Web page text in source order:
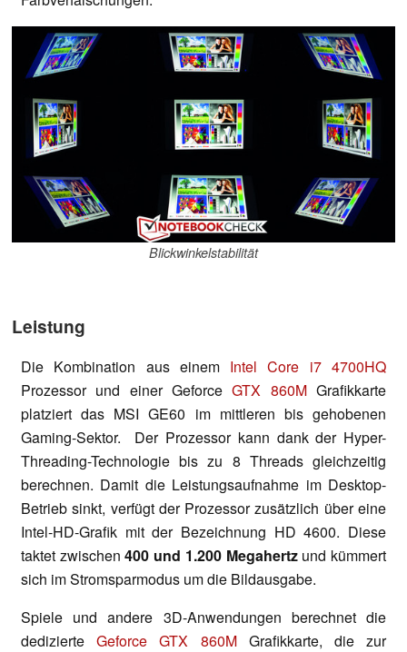
Blickwinkelstabilität
Leistung
Die Kombination aus einem Intel Core i7 4700HQ
Prozessor und einer GeforceGTX 860MGrafikkarte
platziert das MSI GE60 im mittleren bis gehobenen
Gaming-Sektor. Der Prozessor kann dank der Hyper-
Threading-Technologie bis zu 8 Threads gleichzeitig
berechnen. Damit die Leistungsaufnahme im Desktop-
Betrieb sinkt, verfügt der Prozessor zusätzlich über eine
Intel-HD-Grafik mit der Bezeichnung HD 4600. Diese
taktet zwischen400 und 1.200 Megahertzund kümmert
sich im Stromsparmodus um die Bildausgabe.
Spiele und andere 3D-Anwendungen berechnet die
dedizierteGeforce GTX 860M Grafikkarte, die zur